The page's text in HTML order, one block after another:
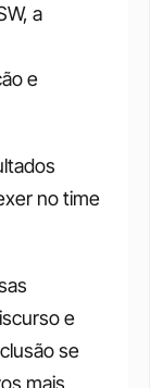
a
e
no time
e
se
mais